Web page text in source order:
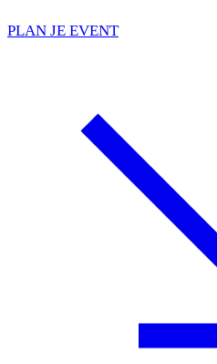
PLAN JE EVENT